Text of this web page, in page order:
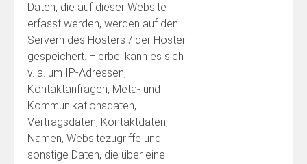
Daten, die auf dieser Website
erfasst werden, werden auf den
Servern des Hosters / der Hoster
gespeichert. Hierbei kann es sich
v. a. um IP-Adressen,
Kontaktanfragen, Meta- und
Kommunikationsdaten,
Vertragsdaten, Kontaktdaten,
Namen, Websitezugriffe und
sonstige Daten, die über eine